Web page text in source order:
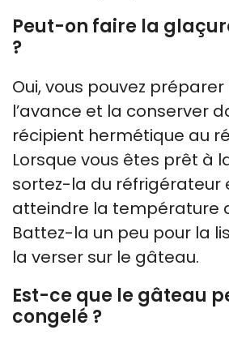
Peut-on faire la
?
Oui, vous pouvez
l’avance et la conserver
récipient hermétique au
Lorsque vous êtes prêt à
sortez-la du réfrigérateur
atteindre la température
Battez-la un peu pour la
la verser sur le gâteau.
Est-ce que le gâteau
congelé ?